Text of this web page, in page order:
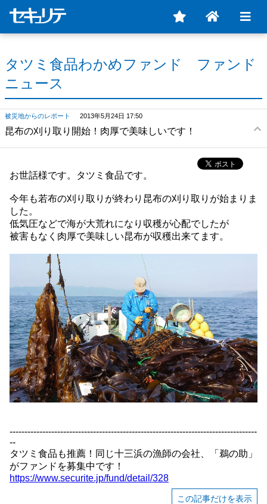
タツミ食品わかめファンド ファンド
ニュース
被災地からのレポート 2013年5月24日 17:50
昆布の刈り取り開始！肉厚で美味しいです！
お世話様です。タツミ食品です。
今年も若布の刈り取りが終わり昆布の刈り取りが始まりま
した。
低気圧などで海が大荒れになり収穫が心配でしたが
被害もなく肉厚で美味しい昆布が収穫出来てます。
-----------------------------------------------------------------------------------
--
タツミ食品も推薦！同じ十三浜の漁師の会社、「鵜の助」
がファンドを募集中です！
https://www.securite.jp/fund/detail/328
この記事だけを表示